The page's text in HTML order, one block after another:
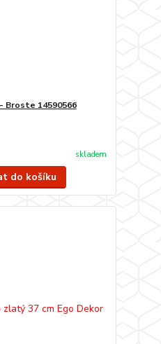
Broste 14590566
skladem
do košíku